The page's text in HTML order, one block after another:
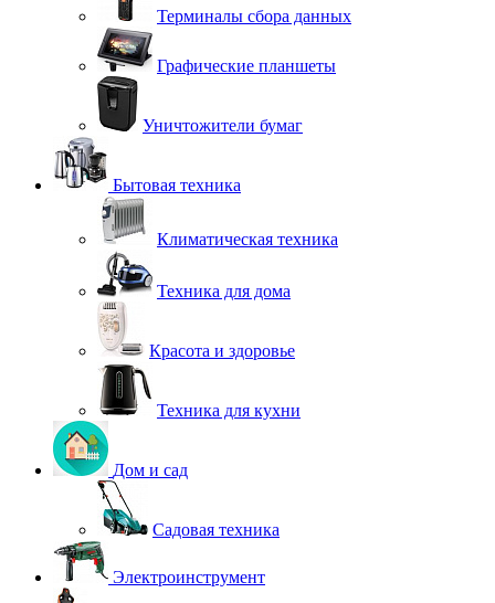
Терминалы сбора данных
Графические планшеты
Уничтожители бумаг
Бытовая техника
Климатическая техника
Техника для дома
Красота и здоровье
Техника для кухни
Дом и сад
Садовая техника
Электроинструмент